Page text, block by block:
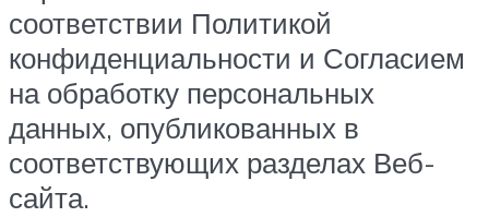
соответствии Политикой
конфиденциальности и Согласием
на обработку персональных
данных, опубликованных в
соответствующих разделах Веб-
сайта.